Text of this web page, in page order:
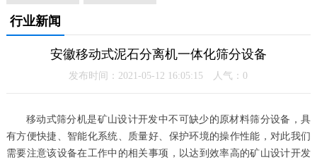
行业新闻
安徽移动式泥石分离机一体化筛分设备
发布时间：2021-05-12 16:05:15 人气： 0
移动式筛分机是矿山设计开发中不可缺少的原材料筛分设备，具
有方便快捷、智能化系统、质量好、保护环境的操作性能，对此我们
需要注意该设备在工作中的相关事项，以达到效率高的矿山设计开发